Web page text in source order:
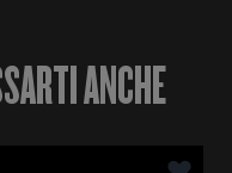
ANCHE
del carosello